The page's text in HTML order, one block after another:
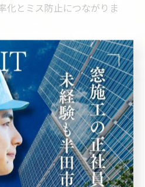
化とミス防止につながりま
の中核となる「工程表の作
クアセスメント」などは、実
る知識です。これらを整理し
ルや仕様変更にも柔軟に対応
、現場で発生した失敗事例や
ことも欠かせません。例え
ェックポイントの明確化を行